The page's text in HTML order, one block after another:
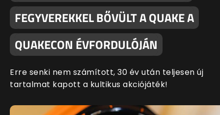
FEGYVEREKKEL BŐVÜLT A QUAKE A
QUAKECON ÉVFORDULÓJÁN
Erre senki nem számított, 30 év után teljesen új
tartalmat kapott a kultikus akciójáték!